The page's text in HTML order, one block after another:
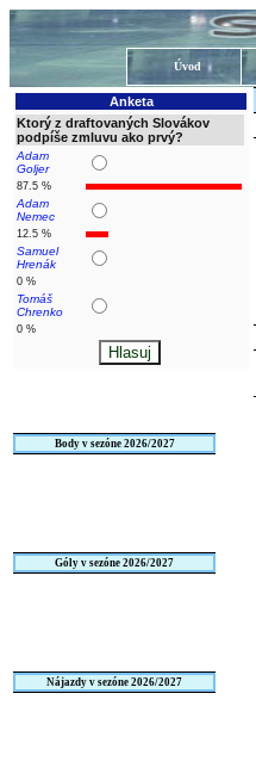
Úvod
Anketa
Ktorý z draftovaných Slovákov
podpíše zmluvu ako prvý?
Adam
Goljer
87.5 %
Adam
Nemec
12.5 %
Samuel
Hrenák
0 %
Tomáš
Chrenko
0 %
Body v sezóne 2026/2027
Góly v sezóne 2026/2027
Nájazdy v sezóne 2026/2027